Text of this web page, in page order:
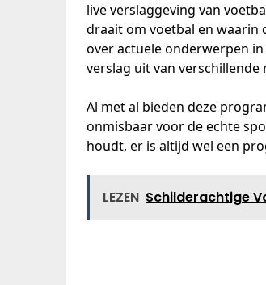
live verslaggeving van
draait om voetbal en waarin
over actuele onderwerpen
verslag uit van verschillende
Al met al bieden deze
onmisbaar voor de echte
houdt, er is altijd wel een
LEZEN Schilderachtige